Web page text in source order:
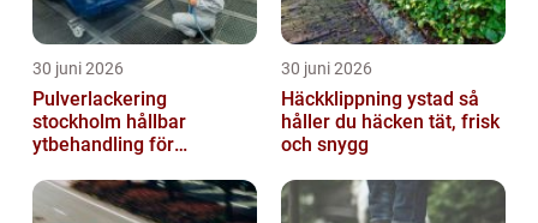
30 juni 2026
Pulverlackering
stockholm hållbar
ytbehandling för
30 juni 2026
Häckklippning ystad så
håller du häcken tät, frisk
och snygg